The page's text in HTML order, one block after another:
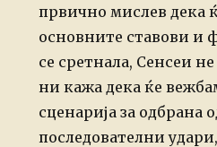
првично мислев дека
основните ставови и
се сретнала, Сенсеи
ни кажа дека ќе
сценарија за одбрана
последователни